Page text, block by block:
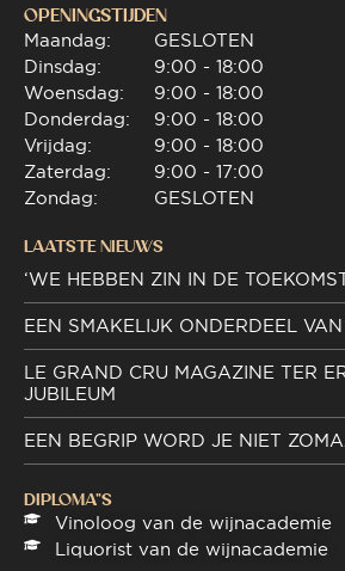
OPENINGSTIJDEN
Maandag:
Dinsdag:
Woensdag:
Donderdag:
Vrijdag:
Zaterdag:
Zondag:
GESLOTEN
9:00 - 18:00
9:00 - 18:00
9:00 - 18:00
9:00 - 18:00
9:00 - 17:00
GESLOTEN
LAATSTE NIEUWS
‘WE HEBBEN ZIN IN DE
EEN SMAKELIJK ONDERDEEL
LE GRAND CRU MAGAZINE TER
JUBILEUM
EEN BEGRIP WORD JE NIET
DIPLOMA"S
Vinoloog van de wijnacademie
Liquorist van de wijnacademie